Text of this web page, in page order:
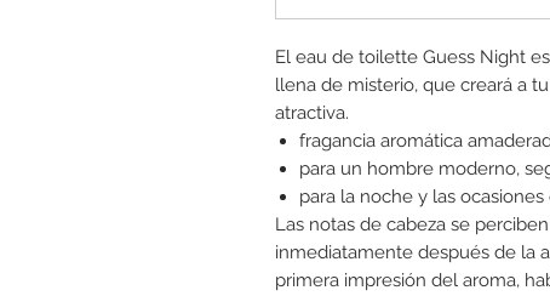
El eau de toilette Guess Night
llena de misterio, que creará a
atractiva.
fragancia aromática
para un hombre moderno,
para la noche y las
Las notas de cabeza se
inmediatamente después de la
primera impresión del aroma,